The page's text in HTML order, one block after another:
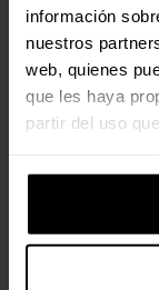
información
nuestros
web, quienes
que les haya
partir del uso